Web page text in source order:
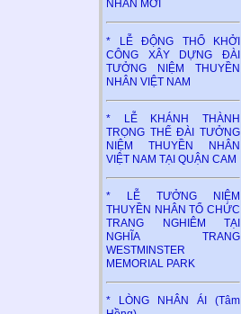
NHÂN MỚI
* LỄ ĐỘNG THỔ KHỞI
CÔNG XÂY DỰNG ĐÀI
TƯỞNG NIỆM THUYỀN
NHÂN VIỆT NAM
* LỄ KHÁNH THÀNH
TRỌNG THỂ ĐÀI TƯỞNG
NIỆM THUYỀN NHÂN
VIỆT NAM TẠI QUẬN CAM
* LỄ TƯỞNG NIỆM
THUYỀN NHÂN TỔ CHỨC
TRANG NGHIÊM TẠI
NGHĨA TRANG
WESTMINSTER
MEMORIAL PARK
* LÒNG NHÂN ÁI (Tâm